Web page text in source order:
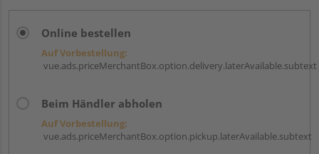
Online bestellen
Auf Vorbestellung:
vue.ads.priceMerchantBox.option.delivery.laterAvailable.subtext
Beim Händler abholen
Auf Vorbestellung:
vue.ads.priceMerchantBox.option.pickup.laterAvailable.subtext